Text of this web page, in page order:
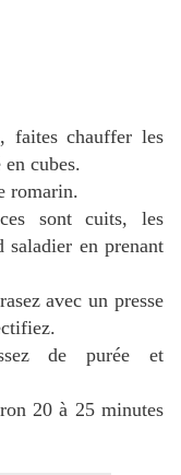
faites chauffer les
cubes.
romarin.
sont cuits, les
saladier en prenant
avec un presse
de purée et
20 à 25 minutes